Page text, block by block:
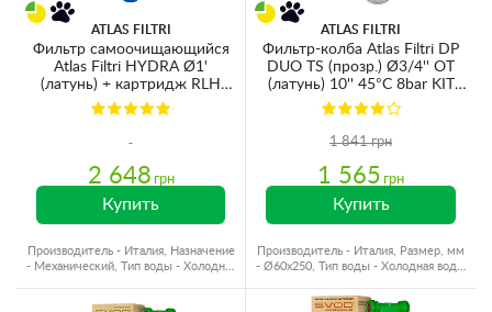
ATLAS FILTRI
Фильтр самоочищающийся
Atlas Filtri HYDRA Ø1'
(латунь) + картридж RLH
90mcr KIT RA6000012
2 648 грн
Купить
Производитель - Италия, Назначение
- Механический, Тип воды - Холодная
ATLAS FILTRI
Фильтр-колба Atlas Filtri DP
DUO TS (прозр.) Ø3/4'' OT
(латунь) 10'' 45°C 8bar KIT
ZA3110680
1 841 грн
1 565 грн
Купить
Производитель - Италия, Размер, мм
- Ø60x250, Тип воды - Холодная вода,